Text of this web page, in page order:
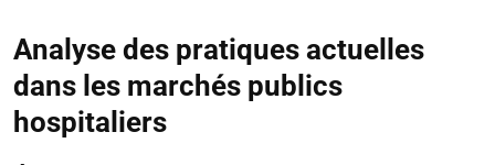
Analyse des pratiques actuelles
dans les marchés publics
hospitaliers